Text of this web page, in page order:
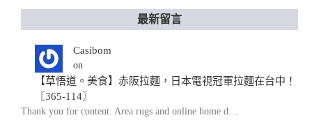
最新留言
Casibom
on
【草悟道。美食】赤阪拉麵，日本電視冠軍拉麵在台中！
〖365-114〗
Thank you for content. Area rugs and online home d…